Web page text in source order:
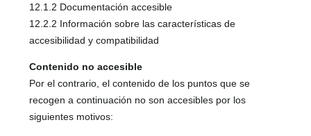
12.1.2 Documentación accesible
12.2.2 Información sobre las características de
accesibilidad y compatibilidad
Contenido no accesible
Por el contrario, el contenido de los puntos que se
recogen a continuación no son accesibles por los
siguientes motivos: